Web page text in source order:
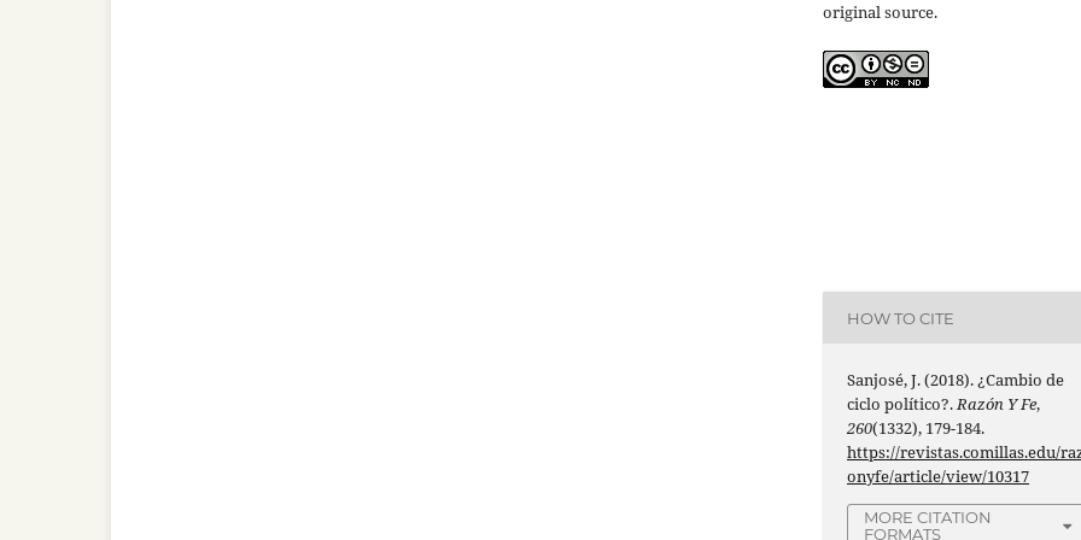
original source.
HOW TO CITE
Sanjosé, J. (2018). ¿Cambio de
ciclo político?.Razón Y Fe,
260(1332), 179-184.
https://revistas.comillas.edu/
onyfe/article/view/10317
MORE CITATION
FORMATS